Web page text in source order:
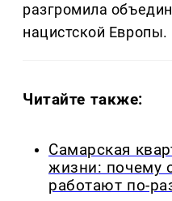
разгромила
нацистской Европы.
Читайте также:
Самарская
жизни: почему
работают по-